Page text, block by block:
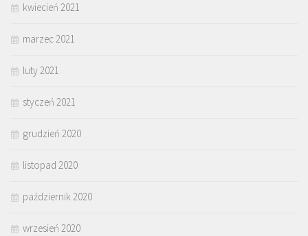
kwiecień 2021
marzec 2021
luty 2021
styczeń 2021
grudzień 2020
listopad 2020
październik 2020
wrzesień 2020